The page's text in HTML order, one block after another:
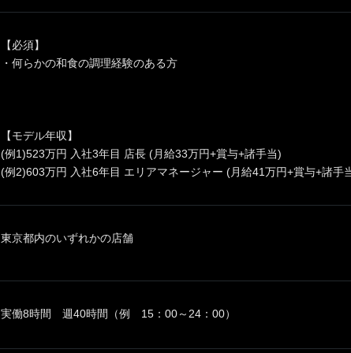
【必須】
・何らかの和食の調理経験のある方
【モデル年収】
(例1)523万円 入社3年目 店長 (月給33万円+賞与+諸手当)
(例2)603万円 入社6年目 エリアマネージャー (月給41万円+賞与+諸手
東京都内のいずれかの店舗
実働8時間 週40時間（例 15：00～24：00）